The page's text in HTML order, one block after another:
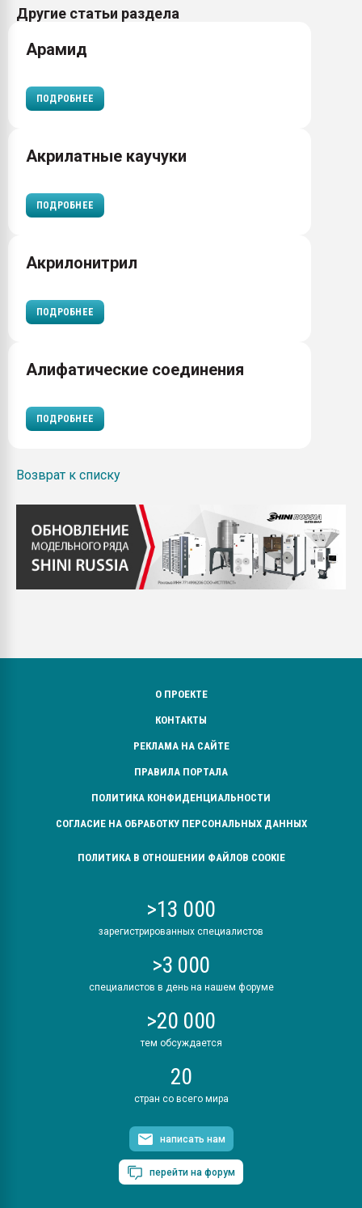
Другие статьи раздела
Арамид
ПОДРОБНЕЕ
Акрилатные каучуки
ПОДРОБНЕЕ
Акрилонитрил
ПОДРОБНЕЕ
Алифатические соединения
ПОДРОБНЕЕ
Возврат к списку
О ПРОЕКТЕ
КОНТАКТЫ
РЕКЛАМА НА САЙТЕ
ПРАВИЛА ПОРТАЛА
ПОЛИТИКА КОНФИДЕНЦИАЛЬНОСТИ
СОГЛАСИЕ НА ОБРАБОТКУ ПЕРСОНАЛЬНЫХ ДАННЫХ
ПОЛИТИКА В ОТНОШЕНИИ ФАЙЛОВ COOKIE
>13 000
зарегистрированных специалистов
>3 000
специалистов в день на нашем форуме
>20 000
тем обсуждается
20
стран со всего мира
написать нам
перейти на форум